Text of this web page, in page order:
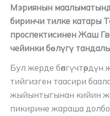
Мэриянын
биринчи тилке катары
проспектисинен Жаш
чейинки бөлүгү
Бул жерде бөлгүчтөрдүн
тийгизген таасири
жыйынтыгынан кийин
пикирине жараша